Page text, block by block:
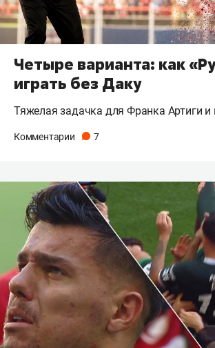
Четыре варианта: как
играть без Даку
Тяжелая задачка для Франка Артиги и
Комментарии 7